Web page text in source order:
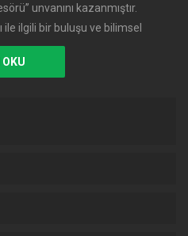
unvanını kazanmıştır.
ile ilgili bir buluşu ve bilimsel
OKU